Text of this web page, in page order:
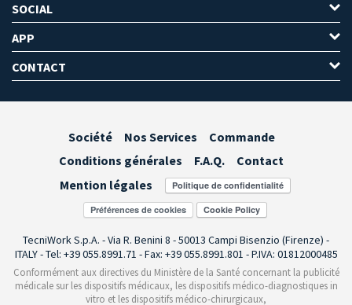
SOCIAL
APP
CONTACT
Société Nos Services
Commande
Conditions générales
F.A.Q.
Contact
Mention légales
Préférences de cookies
TecniWork S.p.A. - Via R. Benini 8 - 50013 Campi Bisenzio (Firenze) -
ITALY - Tel: +39 055.8991.71 - Fax: +39 055.8991.801 - P.IVA: 01812000485
Conformément aux directives du Ministère de la Santé concernant la publicité
médicale sur les dispositifs médicaux, les dispositifs médico-diagnostiques in
vitro et les dispositifs médico-chirurgicaux,